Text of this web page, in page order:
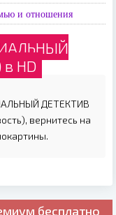
и отношения
HD
ДЕТЕКТИВ
вернитесь на
бесплатно